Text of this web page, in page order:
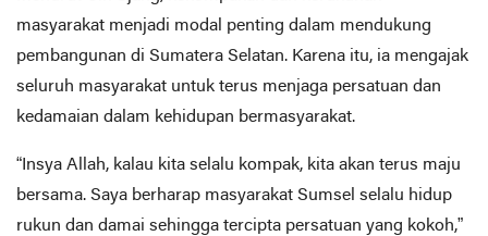
masyarakat menjadi modal penting dalam mendukung
pembangunan di Sumatera Selatan. Karena itu, ia mengajak
seluruh masyarakat untuk terus menjaga persatuan dan
kedamaian dalam kehidupan bermasyarakat.
“Insya Allah, kalau kita selalu kompak, kita akan terus maju
bersama. Saya berharap masyarakat Sumsel selalu hidup
rukun dan damai sehingga tercipta persatuan yang kokoh,”